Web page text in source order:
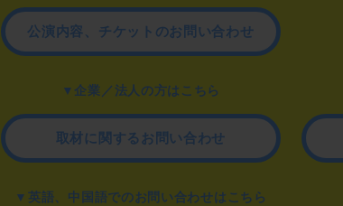
公演内容、チケットのお問い合わせ
▼企業／法人の方はこちら
取材に関するお問い合わせ
▼英語、中国語でのお問い合わせはこちら